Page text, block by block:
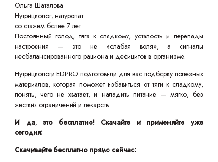
Ольга Шаталова
Нутрициолог, натуропат
со стажем более 7 лет
Постоянный голод, тяга к сладкому, усталость и перепады
настроения — это не «слабая воля», а сигналы
несбалансированного рациона и дефицитов в организме.
Нутрициологи EDPRO подготовили для вас подборку полезных
материалов, которая поможет избавиться от тяги к сладкому,
понять, чего не хватает, и наладить питание — мягко, без
жестких ограничений и лекарств.
И да, это бесплатно! Скачайте и применяйте уже
сегодня:
Скачивайте бесплатно прямо сейчас: